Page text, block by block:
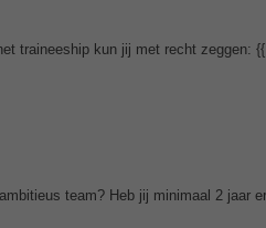
traineeship kun jij met recht zeggen:
team? Heb jij minimaal 2 jaar